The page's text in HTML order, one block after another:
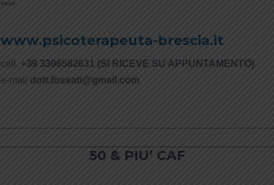
****
www.psicoterapeuta-brescia.it
cell. +39 3396582631 (SI RICEVE SU APPUNTAMENTO)
e-mail dott.fossati@gmail.com
50 & PIU’ CAF